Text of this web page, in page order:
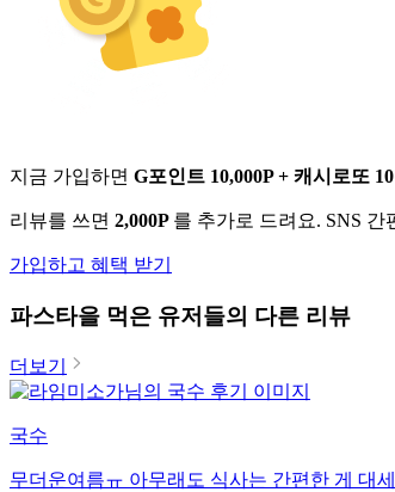
지금 가입하면 G포인트 10,000P + 캐시로또
리뷰를 쓰면 2,000P 를 추가로 드려요. SNS
가입하고 혜택 받기
파스타을 먹은 유저들의 다른 리뷰
더보기
국수
무더운여름ㅠ 아무래도 식사는 간편한 게 대